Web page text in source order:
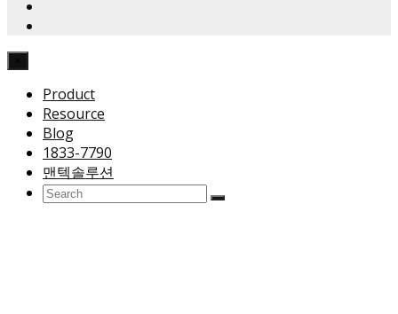
Product
Resource
Blog
1833-7790
맨텍솔루션